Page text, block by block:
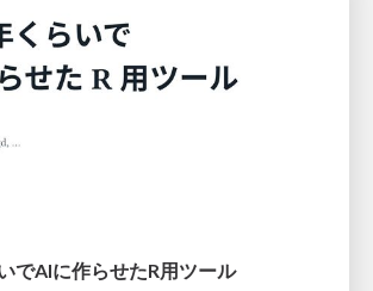
でAIに作らせたR用ツール